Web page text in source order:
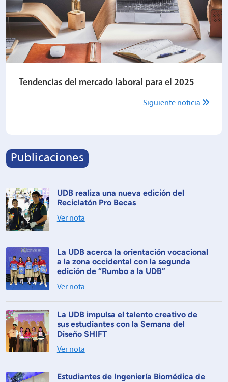
Tendencias del mercado laboral para el 2025
Siguiente noticia
Publicaciones
UDB realiza una nueva edición del
Reciclatón Pro Becas
Ver nota
La UDB acerca la orientación vocacional
a la zona occidental con la segunda
edición de “Rumbo a la UDB”
Ver nota
La UDB impulsa el talento creativo de
sus estudiantes con la Semana del
Diseño SHIFT
Ver nota
Estudiantes de Ingeniería Biomédica de